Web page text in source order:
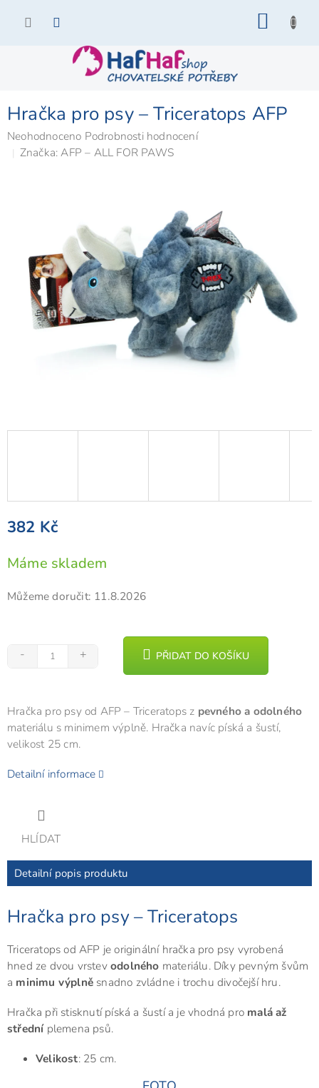
Hračka pro psy – Triceratops AFP
Průměrné
hodnocení
Neohodnoceno Podrobnosti hodnocení
Značka:AFP – ALL FOR PAWS
382 Kč
Měrná
cena:
Máme skladem
Můžeme doručit: 11.8.2026
PŘIDAT DO KOŠÍKU
Hračka pro psy od AFP – Triceratops z pevného a odolného
materiálu s minimem výplně. Hračka navíc píská a šustí,
velikost 25 cm.
Detailní informace
HLÍDAT
Detailní popis produktu
Hračka pro psy – Triceratops
Triceratops od AFP je originální hračka pro psy vyrobená
hned ze dvou vrstevodolného materiálu. Díky pevným švům
a minimu výplně snadno zvládne i trochu divočejší hru.
Hračka při stisknutí píská a šustí a je vhodná pro malá až
středníplemena psů.
Velikost: 25 cm.